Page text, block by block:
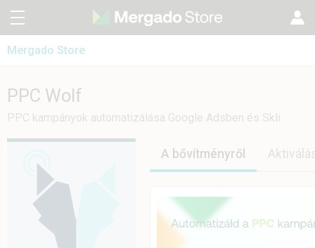
Mergado Store
PPC Wolf
CZ
PL
Mergado Audit
PPC Wolf
PPC kampányok automatizálása Google Adsben és Skli
A bővítményről